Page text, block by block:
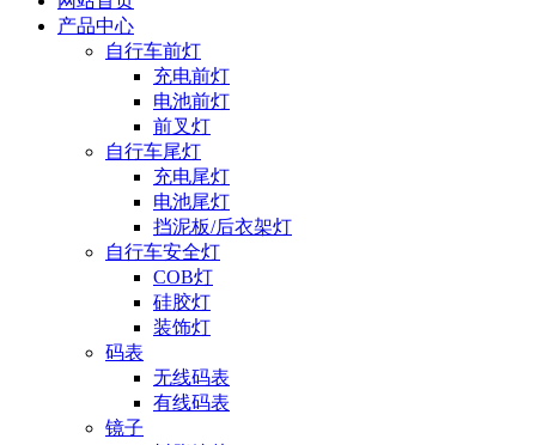
产品中心
自行车前灯
充电前灯
电池前灯
前叉灯
自行车尾灯
充电尾灯
电池尾灯
挡泥板/后衣架灯
自行车安全灯
COB灯
硅胶灯
装饰灯
码表
无线码表
有线码表
镜子